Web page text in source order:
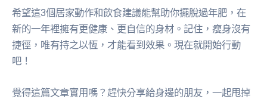
希望這3個居家動作和飲食建議能幫助你擺脫過年肥，在
新的一年裡擁有更健康、更自信的身材。記住，瘦身沒有
捷徑，唯有持之以恆，才能看到效果。現在就開始行動
吧！
覺得這篇文章實用嗎？趕快分享給身邊的朋友，一起甩掉